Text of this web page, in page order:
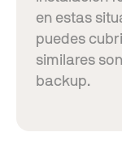
en estas
puedes
similares
backup.